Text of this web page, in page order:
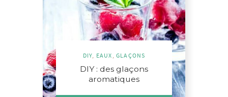
DIY, EAUX , GLAÇONS
DIY : des glaçons
aromatiques